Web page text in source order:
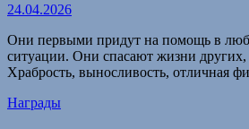
24.04.2026
Они первыми придут на помощь в
ситуации. Они спасают жизни других,
Храбрость, выносливость, отличная
Награды